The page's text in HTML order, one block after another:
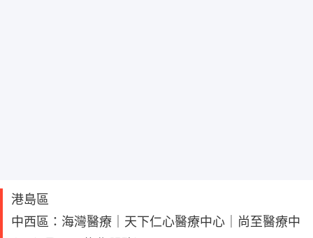
港島區
中西區：海灣醫療｜天下仁心醫療中心｜尚至醫療中